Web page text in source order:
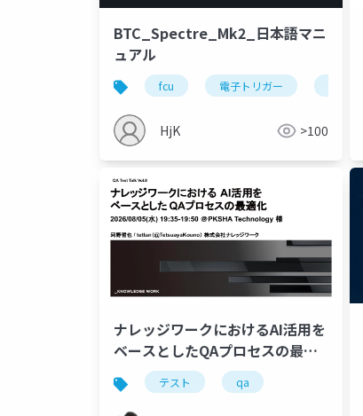
BTC_Spectre_Mk2_日本語マニ
ュアル
fcu 電子トリガー
HjK >100
ナレッジワークにおけるAI活用を
ベースとしたQAプロセスの最適
化
テスト qa